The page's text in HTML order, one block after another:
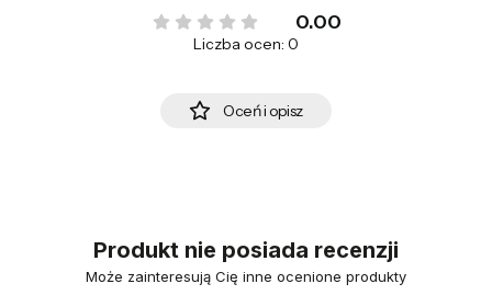
0.00
Liczba ocen: 0
Oceń i opisz
Produkt nie posiada recenzji
Może zainteresują Cię inne ocenione produkty